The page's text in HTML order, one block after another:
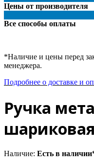
Цены от производителя
Все способы оплаты
*Наличие и цены перед
менеджера.
Подробнее о доставке и
Ручка
Наличие: Есть в